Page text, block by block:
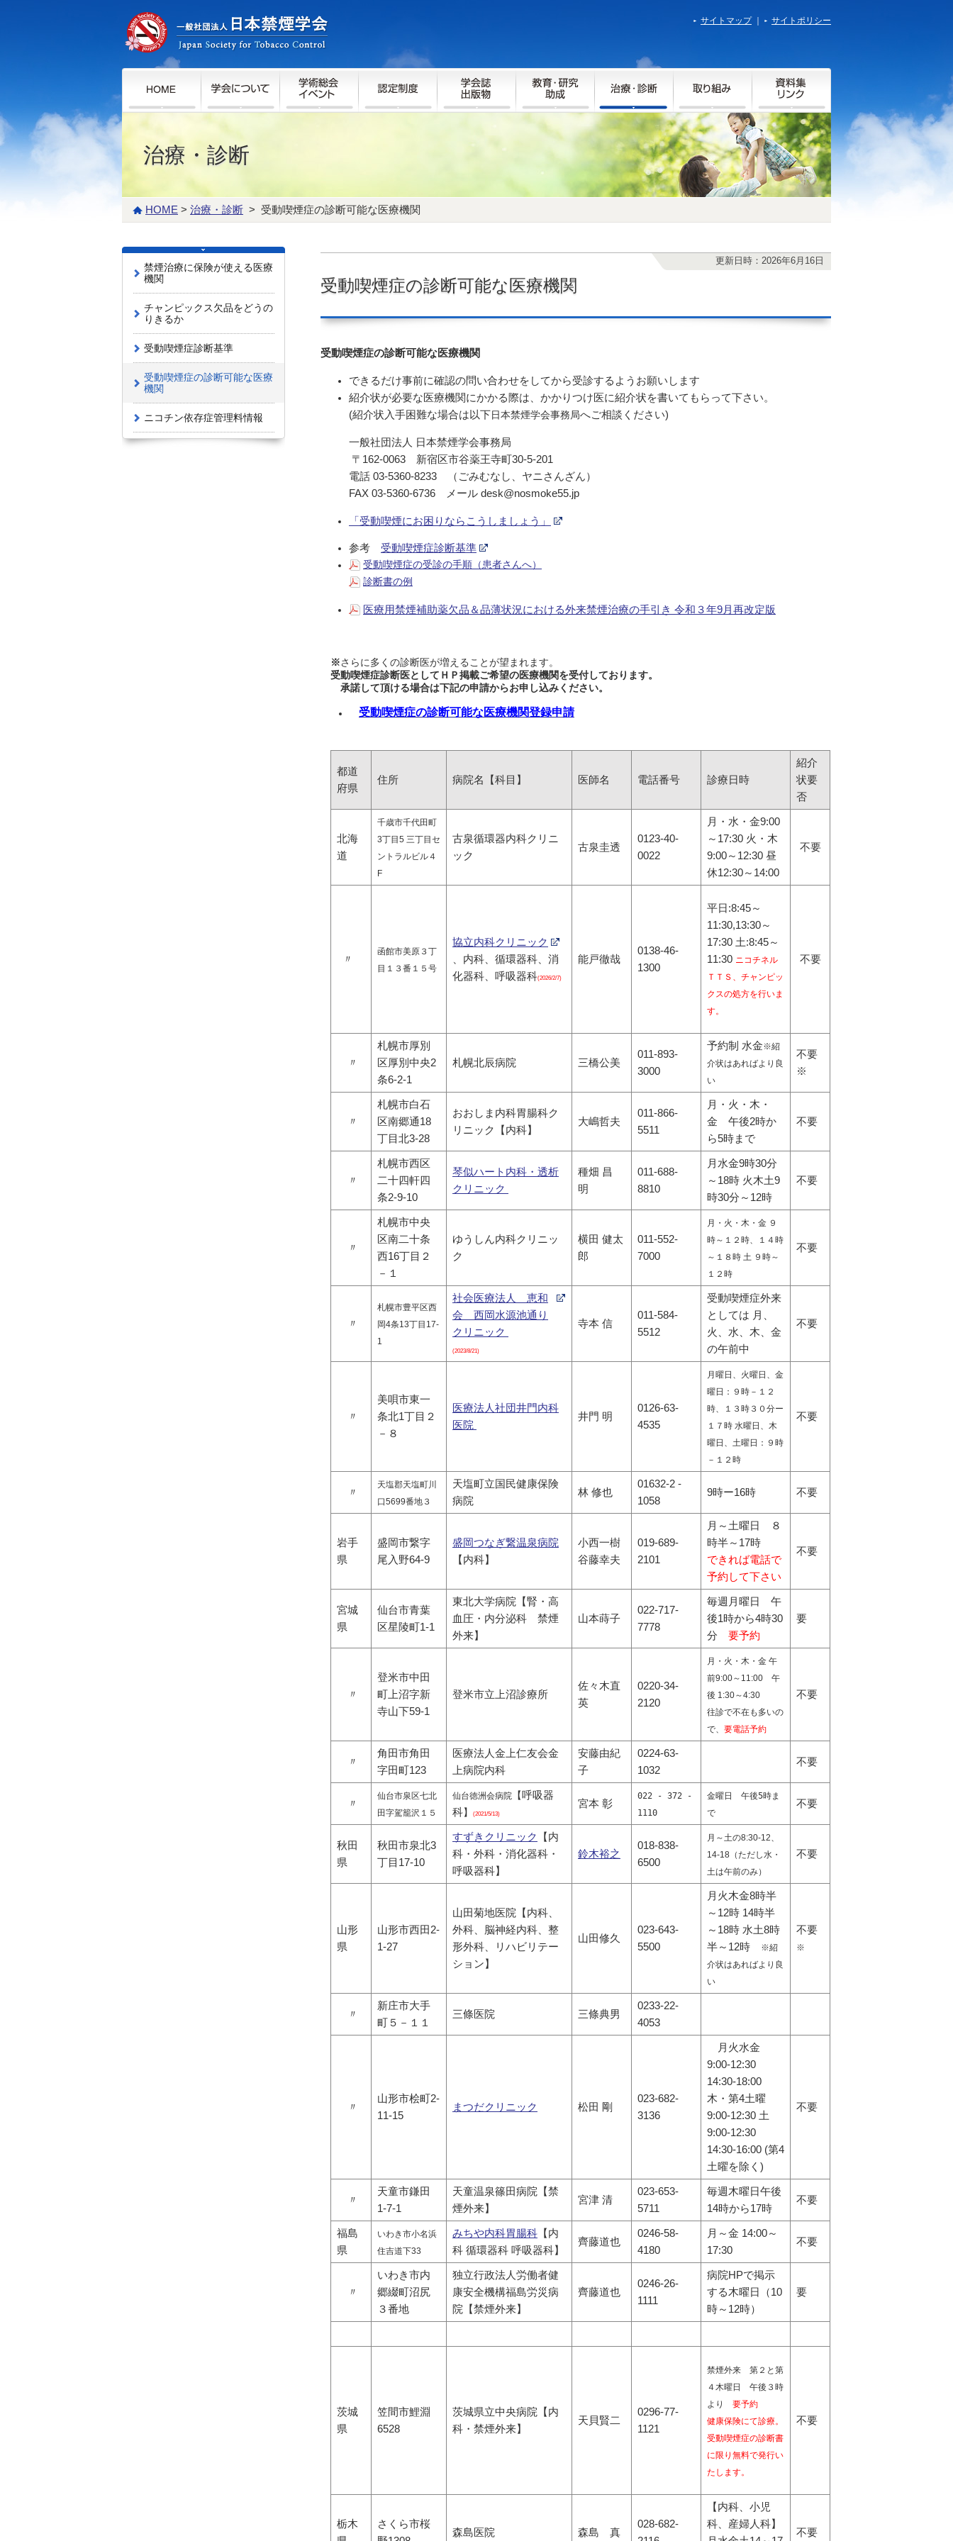
サイトマップ｜ サイトポリシー
治療・診断
禁煙治療に保険が使える医療
機関
チャンピックス欠品をどうの
りきるか
受動喫煙症診断基準
受動喫煙症の診断可能な医療
機関
ニコチン依存症管理料情報
HOME > 治療・診断 > 受動喫煙症の診断可能な医療機関
更新日時：2026年6月16日
受動喫煙症の診断可能な医療機関
受動喫煙症の診断可能な医療機関
できるだけ事前に確認の問い合わせをしてから受診するようお願いします
紹介状が必要な医療機関にかかる際は、かかりつけ医に紹介状を書いてもらって下さい。
(紹介状入手困難な場合は以下日本禁煙学会事務局へご相談ください)
一般社団法人 日本禁煙学会事務局
〒162-0063 新宿区市谷薬王寺町30‐5‐201
電話 03‐5360‐8233 （ごみむなし、ヤニさんざん）
FAX 03‐5360‐6736 メール desk@nosmoke55.jp
「受動喫煙にお困りならこうしましょう」
参考 受動喫煙症診断基準
受動喫煙症の受診の手順（患者さんへ）
診断書の例
医療用禁煙補助薬欠品＆品薄状況における外来禁煙治療の手引き 令和３年9月再改定版
※さらに多くの診断医が増えることが望まれます。
受動喫煙症診断医としてＨＰ掲載ご希望の医療機関を受付しております。
承諾して頂ける場合は下記の申請からお申し込みください。
受動喫煙症の診断可能な医療機関登録申請
都道
府県
住所 病院名【科目】 医師名 電話番号 診療日時
紹介
状要
否
北海
道
千歳市千代田町
3丁目5 三丁目セ
ントラルビル４
F
古泉循環器内科クリニ
ック
古泉圭透
0123-40-
0022
月・水・金9:00
～17:30 火・木
9:00～12:30 昼
休12:30～14:00
不要
〃
函館市美原３丁
目１３番１５号
協立内科クリニック
、内科、循環器科、消
化器科、呼吸器科(2026/2/7)
能戸徹哉
0138-46-
1300
平日:8:45～
11:30,13:30～
17:30 土:8:45～
11:30 ニコチネル
ＴＴＳ、チャンピッ
クスの処方を行いま
す。
不要
〃
札幌市厚別
区厚別中央2
条6-2-1
札幌北辰病院 三橋公美
011-893-
3000
予約制 水金※紹
介状はあればより良
い
不要
※
〃
札幌市白石
区南郷通18
丁目北3-28
おおしま内科胃腸科ク
リニック【内科】
大嶋哲夫
011-866-
5511
月・火・木・
金 午後2時か
ら5時まで
不要
〃
札幌市西区
二十四軒四
条2-9-10
琴似ハート内科・透析
クリニック
種畑 昌
明
011-688-
8810
月水金9時30分
～18時 火木土9
時30分～12時
不要
〃
札幌市中央
区南二十条
西16丁目２
－１
ゆうしん内科クリニッ
ク
横田 健太
郎
011-552-
7000
月・火・木・金 ９
時～１２時、１４時
～１８時 土 ９時～
１２時
不要
〃
札幌市豊平区西
岡4条13丁目17-
1
社会医療法人 恵和
会 西岡水源池通り
クリニック
(2023/8/21)
寺本 信
011-584-
5512
受動喫煙症外来
としては 月、
火、水、木、金
の午前中
不要
〃
美唄市東一
条北1丁目２
－８
医療法人社団井門内科
医院
井門 明
0126-63-
4535
月曜日、火曜日、金
曜日：９時－１２
時、１３時３０分ー
１７時 水曜日、木
曜日、土曜日：９時
－１２時
不要
〃
天塩郡天塩町川
口5699番地３
天塩町立国民健康保険
病院
林 修也
01632-2 -
1058
9時ー16時 不要
岩手
県
盛岡市繋字
尾入野64-9
盛岡つなぎ繋温泉病院
【内科】
小西一樹
谷藤幸夫
019-689-
2101
月～土曜日 ８
時半～17時
できれば電話で
予約して下さい
不要
宮城
県
仙台市青葉
区星陵町1-1
東北大学病院【腎・高
血圧・内分泌科 禁煙
外来】
山本蒔子
022-717-
7778
毎週月曜日 午
後1時から4時30
分 要予約
要
〃
登米市中田
町上沼字新
寺山下59-1
登米市立上沼診療所
佐々木直
英
0220-34-
2120
月・火・木・金 午
前9:00～11:00 午
後 1:30～4:30
往診で不在も多いの
で、 要電話予約
不要
〃
角田市角田
字田町123
医療法人金上仁友会金
上病院内科
安藤由紀
子
0224-63-
1032
不要
〃
仙台市泉区七北
田字駕籠沢１５
仙台徳洲会病院 【呼吸器
科】 (2021/5/13)
宮本 彰
022 - 372 -
1110
金曜日 午後5時ま
で
不要
秋田
県
秋田市泉北3
丁目17-10
すずきクリニック
【内
科・外科・消化器科・
呼吸器科】
鈴木裕之
018-838-
6500
月～土の8:30-12、
14-18（ただし水・
土は午前のみ）
不要
山形
県
山形市西田2-
1-27
山田菊地医院【内科、
外科、脳神経内科、整
形外科、リハビリテー
ション】
山田修久
023-643-
5500
月火木金8時半
～12時 14時半
～18時 水土8時
半～12時
※紹
介状はあればより良
い
不要
※
〃
新庄市大手
町５－１１
三條医院 三條典男
0233-22-
4053
〃
山形市桧町2-
11-15
まつだクリニック 松田 剛
023-682-
3136
月火水金
9:00-12:30
14:30-18:00
木・第4土曜
9:00-12:30 土
9:00-12:30
14:30-16:00 (第4
土曜を除く)
不要
〃
天童市鎌田
1-7-1
天童温泉篠田病院【禁
煙外来】
宮津 清
023-653-
5711
毎週木曜日午後
14時から17時
不要
福島
県
いわき市小名浜
住吉道下33
みちや内科胃腸科 【内
科 循環器科 呼吸器科】
齊藤道也
0246-58-
4180
月～金 14:00～
17:30
不要
〃
いわき市内
郷綴町沼尻
３番地
独立行政法人労働者健
康安全機構福島労災病
院【禁煙外来】
齊藤道也
0246-26-
1111
病院HPで掲示
する木曜日（10
時～12時）
要
茨城
県
笠間市鯉淵
6528
茨城県立中央病院【内
科・禁煙外来】
天貝賢二
0296-77-
1121
禁煙外来 第２と第
４木曜日 午後３時
より 要予約
健康保険にて診療。
受動喫煙症の診断書
に限り無料で発行い
たします。
不要
栃木
さくら市桜
森島医院 森島 真
028-682-
【内科、小児
科、産婦人科】
不要